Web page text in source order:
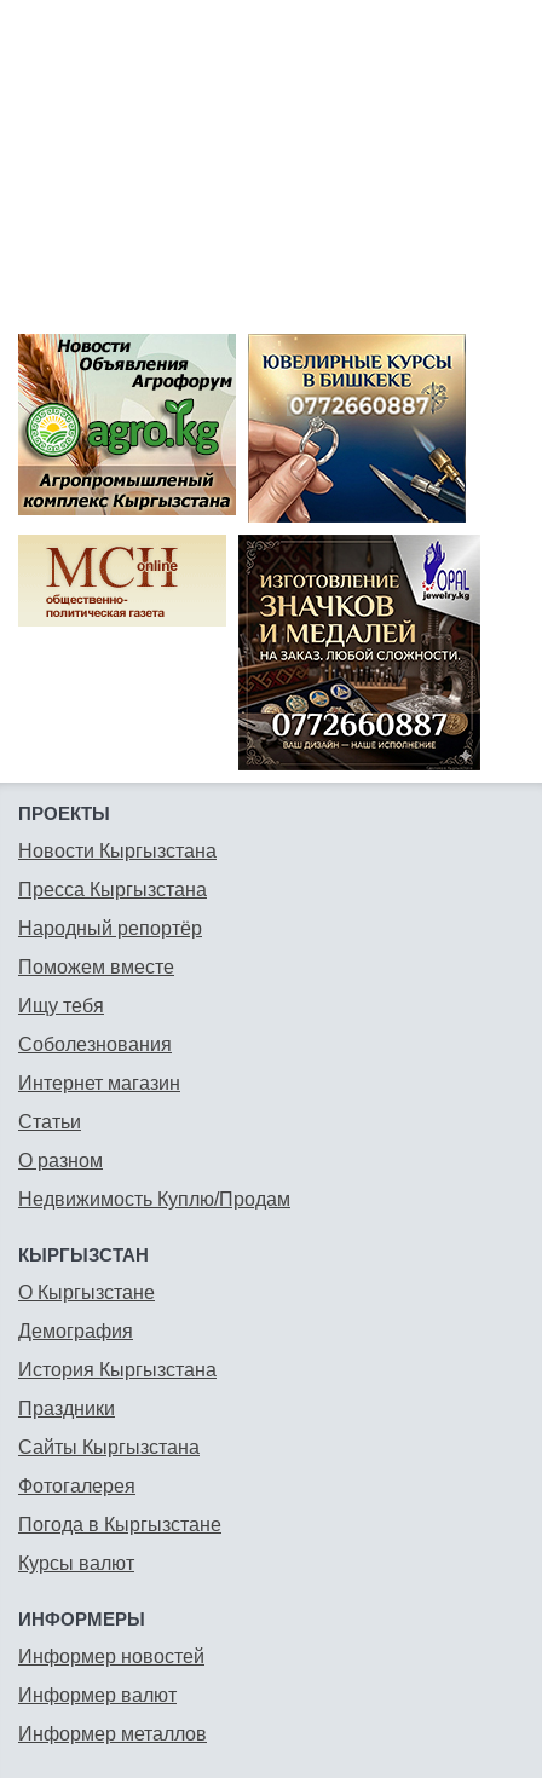
ПРОЕКТЫ
Новости Кыргызстана
Пресса Кыргызстана
Народный репортёр
Поможем вместе
Ищу тебя
Соболезнования
Интернет магазин
Статьи
О разном
Недвижимость Куплю/Продам
КЫРГЫЗСТАН
О Кыргызстане
Демография
История Кыргызстана
Праздники
Сайты Кыргызстана
Фотогалерея
Погода в Кыргызстане
Курсы валют
ИНФОРМЕРЫ
Информер новостей
Информер валют
Информер металлов